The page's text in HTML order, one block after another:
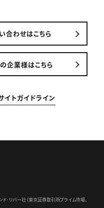
合わせはこちら
企業様はこちら
イトガイドライン
ド･リバー社（東京証券取引所プライム市場、